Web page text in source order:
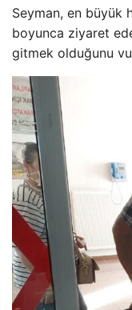
Seyman, en büyük
boyunca ziyaret
gitmek olduğunu